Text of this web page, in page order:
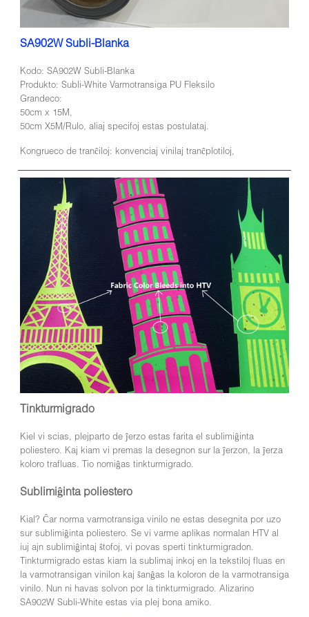
SA902W Subli-Blanka
Kodo: SA902W Subli-Blanka
Produkto: Subli-White Varmotransiga PU Fleksilo
Grandeco:
50cm x 15M,
50cm X5M/Rulo, aliaj specifoj estas postulataj.
Kongrueco de tranĉiloj: konvenciaj vinilaj tranĉplotiloj,
Tinkturmigrado
Kiel vi scias, plejparto de ĵerzo estas farita el sublimiĝinta
poliestero. Kaj kiam vi premas la desegnon sur la ĵerzon, la ĵerza
koloro trafluas. Tio nomiĝas tinkturmigrado.
Sublimiĝinta poliestero
Kial? Ĉar norma varmotransiga vinilo ne estas desegnita por uzo
sur sublimiĝinta poliestero. Se vi varme aplikas normalan HTV al
iuj ajn sublimiĝintaj ŝtofoj, vi povas sperti tinkturmigradon.
Tinkturmigrado estas kiam la sublimaj inkoj en la tekstiloj fluas en
la varmotransigan vinilon kaj ŝanĝas la koloron de la varmotransiga
vinilo. Nun ni havas solvon por la tinkturmigrado. Alizarino
SA902W Subli-White estas via plej bona amiko.